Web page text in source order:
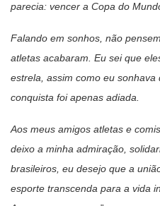
parecia: vencer a Copa do
Falando em sonhos, não
atletas acabaram. Eu sei que
estrela, assim como eu
conquista foi apenas adiada.
Aos meus amigos atletas e
deixo a minha admiração,
brasileiros, eu desejo que a
esporte transcenda para a vida